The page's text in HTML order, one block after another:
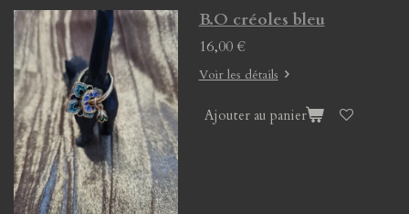
B.O créoles bleu
16,00 €
Voir les détails
Ajouter au panier